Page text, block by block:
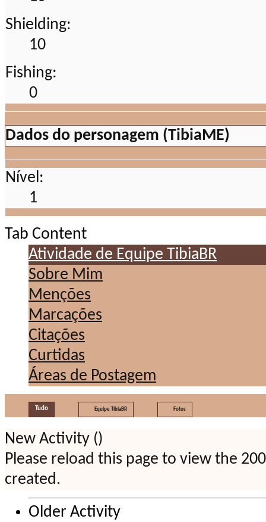
Shielding:
10
Fishing:
0
Dados do personagem (TibiaME)
Nível:
1
Tab Content
Atividade de Equipe TibiaBR
Sobre Mim
Menções
Marcações
Citações
Curtidas
Áreas de Postagem
Tudo Equipe TibiaBR Fotos
New Activity ()
Please reload this page to view the
created.
Older Activity